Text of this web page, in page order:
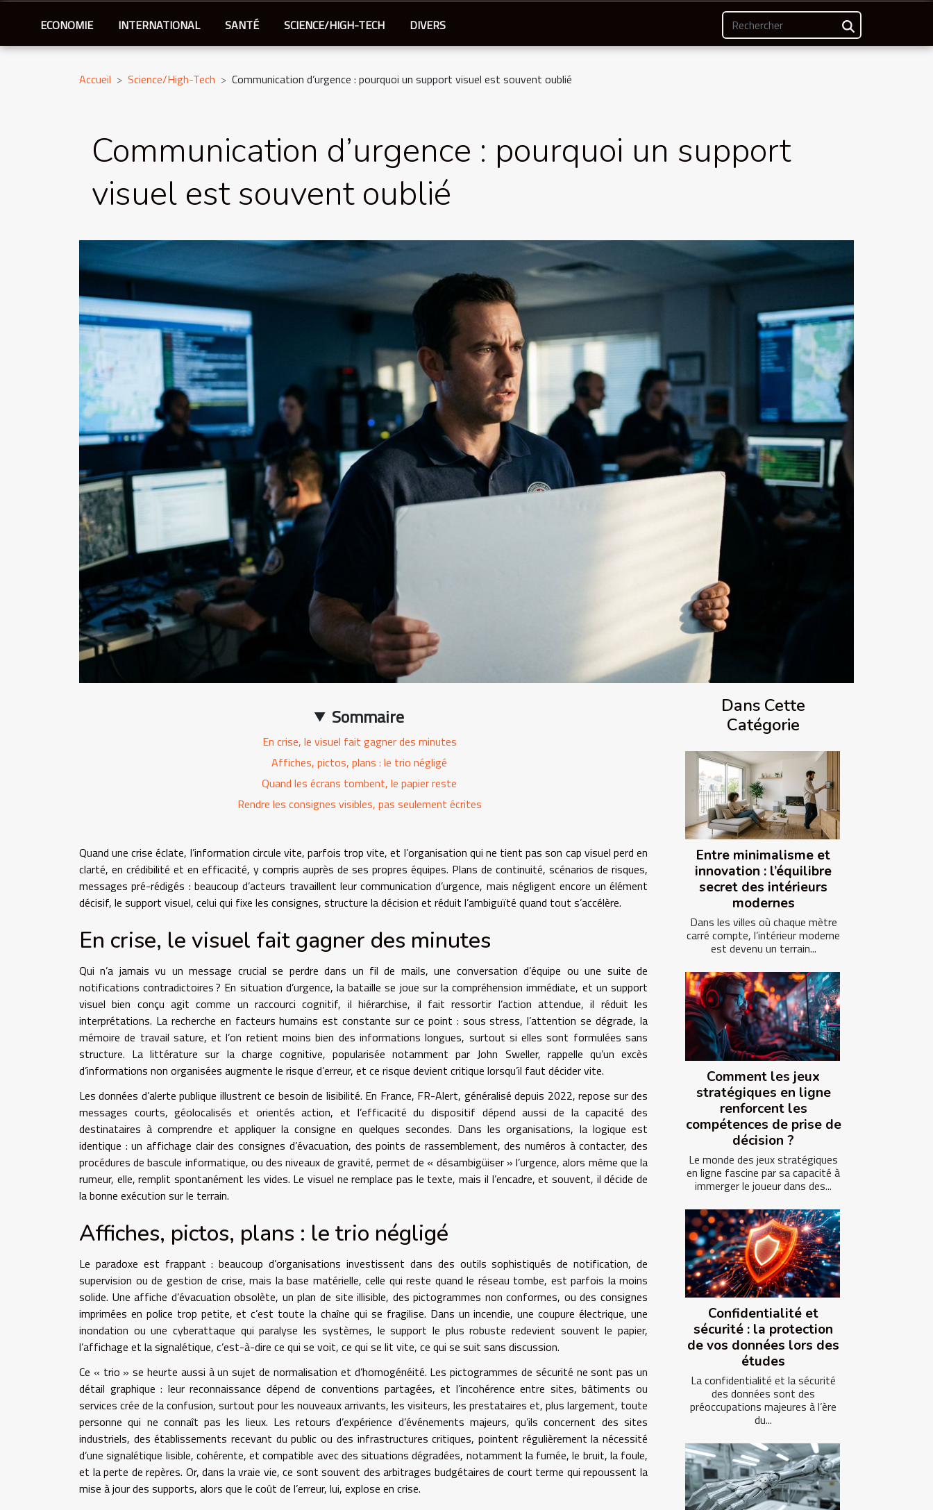
ECONOMIE INTERNATIONAL SANTÉ SCIENCE/HIGH-TECH DIVERS
Accueil Science/High-Tech Communication d’urgence : pourquoi un support visuel est souvent oublié
Communication d’urgence : pourquoi un support
visuel est souvent oublié
Sommaire
En crise, le visuel fait gagner des minutes
Affiches, pictos, plans : le trio négligé
Quand les écrans tombent, le papier reste
Rendre les consignes visibles, pas seulement écrites
Quand une crise éclate, l’information circule vite, parfois trop vite, et l’organisation qui ne tient pas son cap visuel perd en
clarté, en crédibilité et en efficacité, y compris auprès de ses propres équipes. Plans de continuité, scénarios de risques,
messages pré-rédigés : beaucoup d’acteurs travaillent leur communication d’urgence, mais négligent encore un élément
décisif, le support visuel, celui qui fixe les consignes, structure la décision et réduit l’ambiguïté quand tout s’accélère.
En crise, le visuel fait gagner des minutes
Qui n’a jamais vu un message crucial se perdre dans un fil de mails, une conversation d’équipe ou une suite de
notifications contradictoires ? En situation d’urgence, la bataille se joue sur la compréhension immédiate, et un support
visuel bien conçu agit comme un raccourci cognitif, il hiérarchise, il fait ressortir l’action attendue, il réduit les
interprétations. La recherche en facteurs humains est constante sur ce point : sous stress, l’attention se dégrade, la
mémoire de travail sature, et l’on retient moins bien des informations longues, surtout si elles sont formulées sans
structure. La littérature sur la charge cognitive, popularisée notamment par John Sweller, rappelle qu’un excès
d’informations non organisées augmente le risque d’erreur, et ce risque devient critique lorsqu’il faut décider vite.
Les données d’alerte publique illustrent ce besoin de lisibilité. En France, FR-Alert, généralisé depuis 2022, repose sur des
messages courts, géolocalisés et orientés action, et l’efficacité du dispositif dépend aussi de la capacité des
destinataires à comprendre et appliquer la consigne en quelques secondes. Dans les organisations, la logique est
identique : un affichage clair des consignes d’évacuation, des points de rassemblement, des numéros à contacter, des
procédures de bascule informatique, ou des niveaux de gravité, permet de « désambigüiser » l’urgence, alors même que la
rumeur, elle, remplit spontanément les vides. Le visuel ne remplace pas le texte, mais il l’encadre, et souvent, il décide de
la bonne exécution sur le terrain.
Affiches, pictos, plans : le trio négligé
Le paradoxe est frappant : beaucoup d’organisations investissent dans des outils sophistiqués de notification, de
supervision ou de gestion de crise, mais la base matérielle, celle qui reste quand le réseau tombe, est parfois la moins
solide. Une affiche d’évacuation obsolète, un plan de site illisible, des pictogrammes non conformes, ou des consignes
imprimées en police trop petite, et c’est toute la chaîne qui se fragilise. Dans un incendie, une coupure électrique, une
inondation ou une cyberattaque qui paralyse les systèmes, le support le plus robuste redevient souvent le papier,
l’affichage et la signalétique, c’est-à-dire ce qui se voit, ce qui se lit vite, ce qui se suit sans discussion.
Ce « trio » se heurte aussi à un sujet de normalisation et d’homogénéité. Les pictogrammes de sécurité ne sont pas un
détail graphique : leur reconnaissance dépend de conventions partagées, et l’incohérence entre sites, bâtiments ou
services crée de la confusion, surtout pour les nouveaux arrivants, les visiteurs, les prestataires et, plus largement, toute
personne qui ne connaît pas les lieux. Les retours d’expérience d’événements majeurs, qu’ils concernent des sites
industriels, des établissements recevant du public ou des infrastructures critiques, pointent régulièrement la nécessité
d’une signalétique lisible, cohérente, et compatible avec des situations dégradées, notamment la fumée, le bruit, la foule,
et la perte de repères. Or, dans la vraie vie, ce sont souvent des arbitrages budgétaires de court terme qui repoussent la
mise à jour des supports, alors que le coût de l’erreur, lui, explose en crise.
Dans Cette
Catégorie
Entre minimalisme et
innovation : l’équilibre
secret des intérieurs
modernes
Dans les villes où chaque mètre
carré compte, l’intérieur moderne
est devenu un terrain...
Comment les jeux
stratégiques en ligne
renforcent les
compétences de prise de
décision ?
Le monde des jeux stratégiques
en ligne fascine par sa capacité à
immerger le joueur dans des...
Confidentialité et
sécurité : la protection
de vos données lors des
études
La confidentialité et la sécurité
des données sont des
préoccupations majeures à l’ère
du...